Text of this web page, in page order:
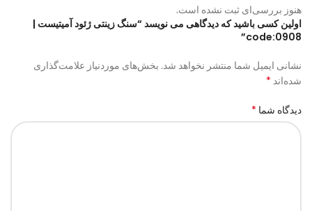
هنوز بررسی‌ای ثبت نشده است.
اولین کسی باشید که دیدگاهی می نویسد “سنگ زینتی ژئود آمیتیست |
code:0908”
نشانی ایمیل شما منتشر نخواهد شد. بخش‌های موردنیاز علامت‌گذاری
شده‌اند *
دیدگاه شما *